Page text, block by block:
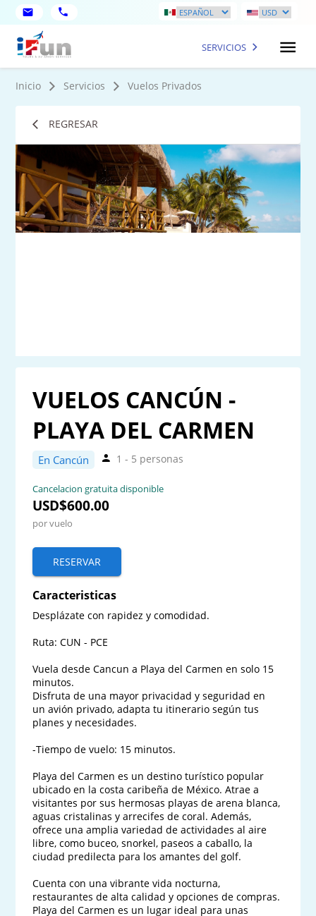
SERVICIOS
Inicio Servicios Vuelos Privados
REGRESAR
VUELOS CANCÚN -
PLAYA DEL CARMEN
En Cancún 1 - 5 personas
Cancelacion gratuita disponible
USD$600.00
por vuelo
RESERVAR
Caracteristicas
Desplázate con rapidez y comodidad.
Ruta: CUN - PCE
Vuela desde Cancun a Playa del Carmen en solo 15
minutos.
Disfruta de una mayor privacidad y seguridad en
un avión privado, adapta tu itinerario según tus
planes y necesidades.
-Tiempo de vuelo: 15 minutos.
Playa del Carmen es un destino turístico popular
ubicado en la costa caribeña de México. Atrae a
visitantes por sus hermosas playas de arena blanca,
aguas cristalinas y arrecifes de coral. Además,
ofrece una amplia variedad de actividades al aire
libre, como buceo, snorkel, paseos a caballo, la
ciudad predilecta para los amantes del golf.
Cuenta con una vibrante vida nocturna,
restaurantes de alta calidad y opciones de compras.
Playa del Carmen es un lugar ideal para unas